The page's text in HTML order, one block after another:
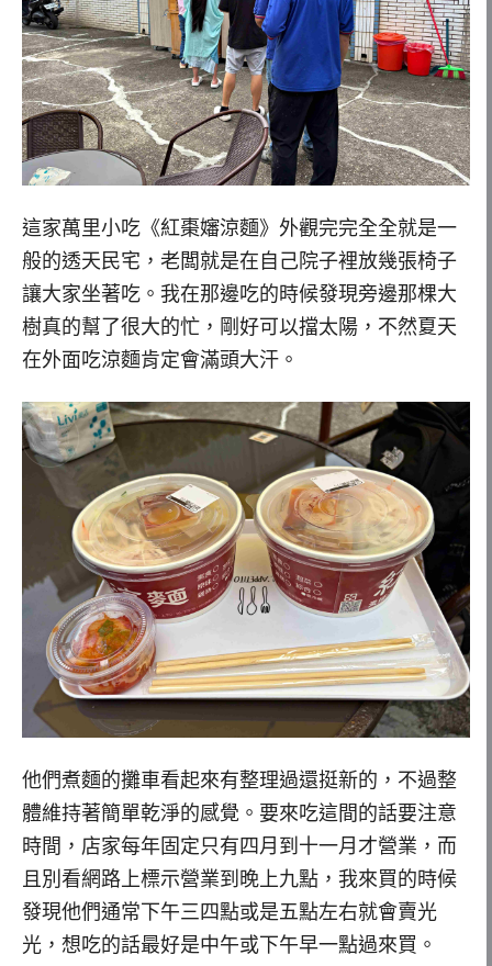
這家萬里小吃《紅棗嬸涼麵》外觀完完全全就是一
般的透天民宅，老闆就是在自己院子裡放幾張椅子
讓大家坐著吃。我在那邊吃的時候發現旁邊那棵大
樹真的幫了很大的忙，剛好可以擋太陽，不然夏天
在外面吃涼麵肯定會滿頭大汗。
他們煮麵的攤車看起來有整理過還挺新的，不過整
體維持著簡單乾淨的感覺。要來吃這間的話要注意
時間，店家每年固定只有四月到十一月才營業，而
且別看網路上標示營業到晚上九點，我來買的時候
發現他們通常下午三四點或是五點左右就會賣光
光，想吃的話最好是中午或下午早一點過來買。